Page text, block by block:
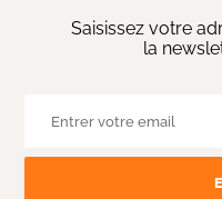
Saisissez votre
la